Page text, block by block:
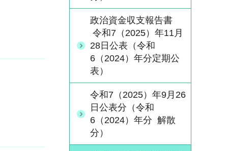
政治資金収支報告書
令和7（2025）年11月
28日公表（令和
6（2024）年分定期公
表）
令和7（2025）年9月26
日公表分（令和
6（2024）年分 解散
分）